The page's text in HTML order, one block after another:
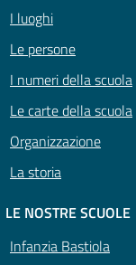
I luoghi
Le persone
I numeri della scuola
Le carte della scuola
Organizzazione
La storia
LE NOSTRE SCUOLE
Infanzia Bastiola